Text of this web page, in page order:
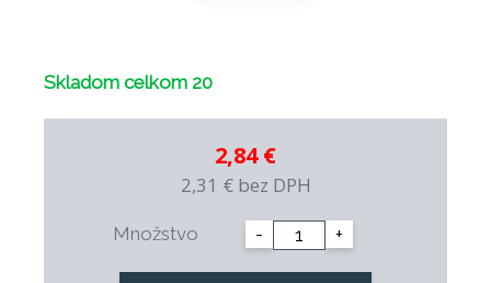
Skladom celkom 20
2,84 €
2,31 € bez DPH
Množstvo - +